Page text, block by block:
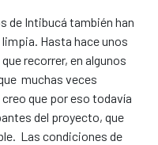
de Intibucá también han
Hasta hace unos
recorrer, en algunos
muchas veces
que por eso todavía
del proyecto, que
Las condiciones de